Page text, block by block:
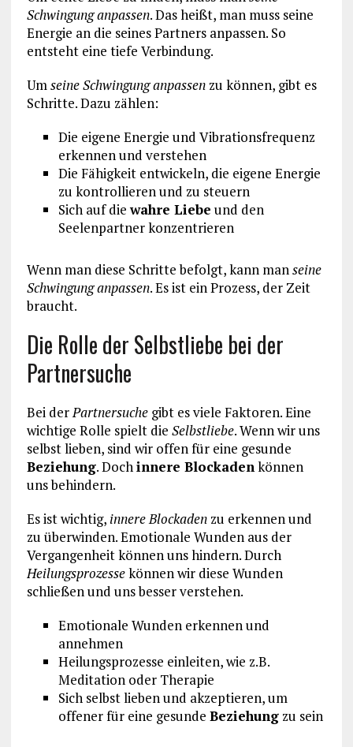
Schwingung anpassen. Das heißt, man muss seine
Energie an die seines Partners anpassen. So
entsteht eine tiefe Verbindung.
Umseine Schwingung anpassenzu können, gibt es
Schritte. Dazu zählen:
Die eigene Energie und Vibrationsfrequenz
erkennen und verstehen
Die Fähigkeit entwickeln, die eigene Energie
zu kontrollieren und zu steuern
Sich auf diewahre Liebe und den
Seelenpartner konzentrieren
Wenn man diese Schritte befolgt, kann manseine
Schwingung anpassen. Es ist ein Prozess, der Zeit
braucht.
Die Rolle der Selbstliebe bei der
Partnersuche
Bei derPartnersuchegibt es viele Faktoren. Eine
wichtige Rolle spielt die Selbstliebe. Wenn wir uns
selbst lieben, sind wir offen für eine gesunde
Beziehung. Dochinnere Blockadenkönnen
uns behindern.
Es ist wichtig, innere Blockadenzu erkennen und
zu überwinden. Emotionale Wunden aus der
Vergangenheit können uns hindern. Durch
Heilungsprozessekönnen wir diese Wunden
schließen und uns besser verstehen.
Emotionale Wunden erkennen und
annehmen
Heilungsprozesse einleiten, wie z.B.
Meditation oder Therapie
Sich selbst lieben und akzeptieren, um
offener für eine gesunde Beziehungzu sein